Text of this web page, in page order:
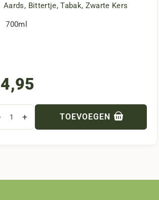
Aards, Bittertje,Tabak, Zwarte Kers
700ml
+ TOEVOEGEN